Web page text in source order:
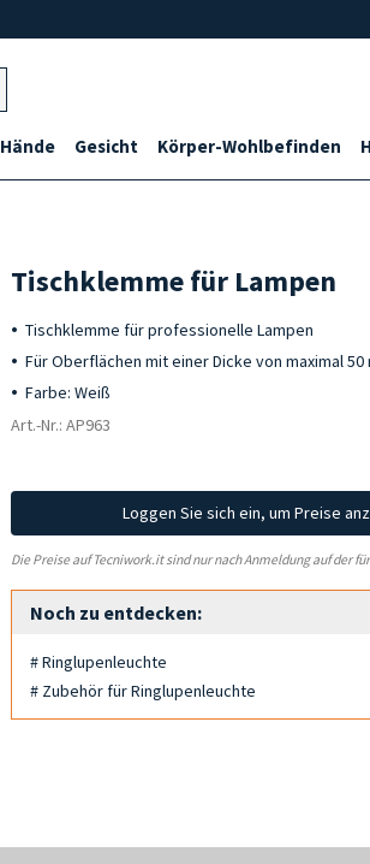
Hände Gesicht Körper-Wohlbefinden
Tischklemme für Lampen
Tischklemme für professionelle Lampen
Für Oberflächen mit einer Dicke von maximal 50
Farbe: Weiß
Art.-Nr.: AP963
Loggen Sie sich ein, um Preise
Die Preise auf Tecniwork.it sind nur nach Anmeldung auf der
Noch zu entdecken:
# Ringlupenleuchte
# Zubehör für Ringlupenleuchte